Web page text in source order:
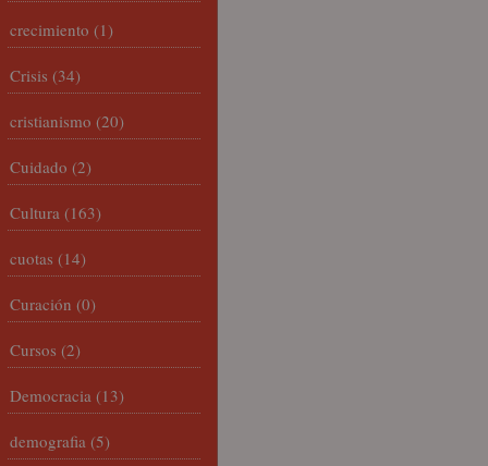
crecimiento (1)
Crisis (34)
cristianismo (20)
Cuidado (2)
Cultura (163)
cuotas (14)
Curación (0)
Cursos (2)
Democracia (13)
demografia (5)